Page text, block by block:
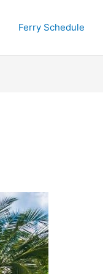
Ferry Schedule